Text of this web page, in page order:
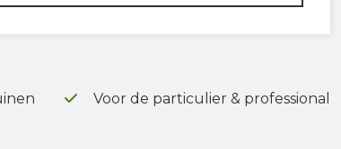
Voor de particulier & professional